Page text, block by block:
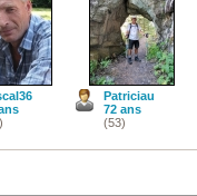
Patriciau
72 ans
(53)